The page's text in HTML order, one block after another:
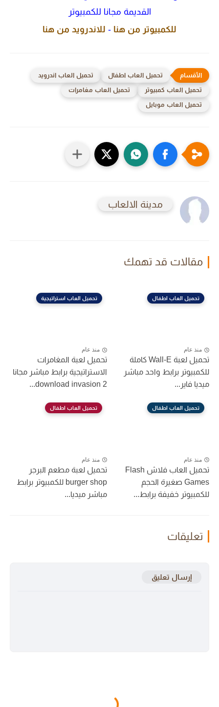
القديمة مجانا للكمبيوتر
للكمبيوتر من هنا - للاندرويد من هنا
تحميل العاب اطفال
تحميل العاب اندرويد
تحميل العاب كمبيوتر
تحميل العاب مغامرات
تحميل العاب موبايل
مدينة الالعاب
مقالات قد تهمك
تحميل العاب اطفال
منذ عام
تحميل لعبة Wall-E كاملة
للكمبيوتر برابط واحد مباشر
ميديا فاير...
تحميل العاب استراتيجية
منذ عام
تحميل لعبة المغامرات
الاستراتيجية برابط مباشر مجانا
download invasion 2...
تحميل العاب اطفال
منذ عام
تحميل العاب فلاش Flash
Games صغيرة الحجم
للكمبيوتر خفيفة برابط...
تحميل العاب اطفال
منذ عام
تحميل لعبة مطعم البرجر
burger shop للكمبيوتر برابط
مباشر ميديا...
تعليقات
إرسال تعليق